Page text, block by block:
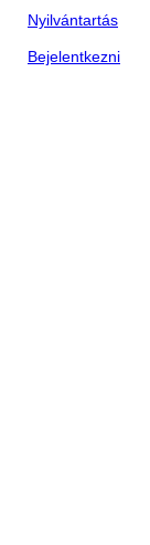
Nyilvántartás
Bejelentkezni